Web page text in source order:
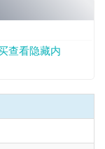
查看隐藏内